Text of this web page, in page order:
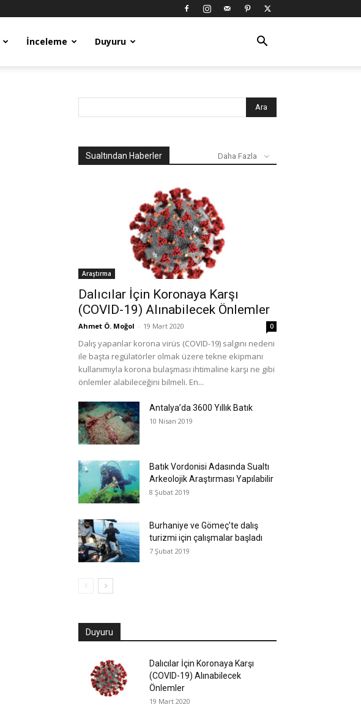
İnceleme Duyuru
Sualtından Haberler Daha Fazla
Araştırma
Dalıcılar İçin Koronaya Karşı
(COVID-19) Alınabilecek Önlemler
Ahmet Ö. Moğol - 19 Mart 2020 0
Dalış yapanlar korona virüs (COVID-19) salgını nedeni
ile başta regülatörler olmak üzere tekne ekipmanı
kullanımıyla korona bulaşması ihtimaline karşı ne gibi
önlemler alabileceğini bilmeli. En...
Antalya’da 3600 Yıllık Batık
10 Nisan 2019
Batık Vordonisi Adasında Sualtı
Arkeolojik Araştırması Yapılabilir
8 Şubat 2019
Burhaniye ve Gömeç’te dalış
turizmi için çalışmalar başladı
7 Şubat 2019
Duyuru
Dalıcılar İçin Koronaya Karşı
(COVID-19) Alınabilecek
Önlemler
19 Mart 2020